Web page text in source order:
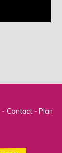
Contact
Plan